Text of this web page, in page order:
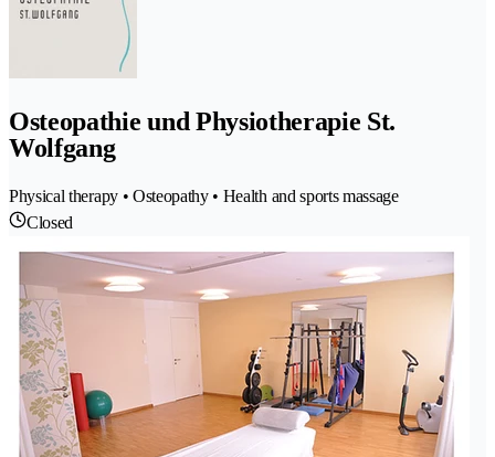
Osteopathie und Physiotherapie St.
Wolfgang
Physical therapy • Osteopathy • Health and sports massage
Closed